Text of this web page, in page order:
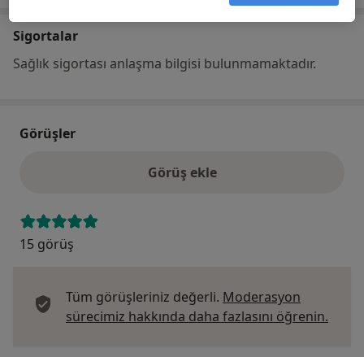
Sigortalar
Sağlık sigortası anlaşma bilgisi bulunmamaktadır.
Görüşler
Görüş ekle
15 görüş
Tüm görüşleriniz değerli. Moderasyon
sürecimiz hakkında daha fazlasını öğrenin.